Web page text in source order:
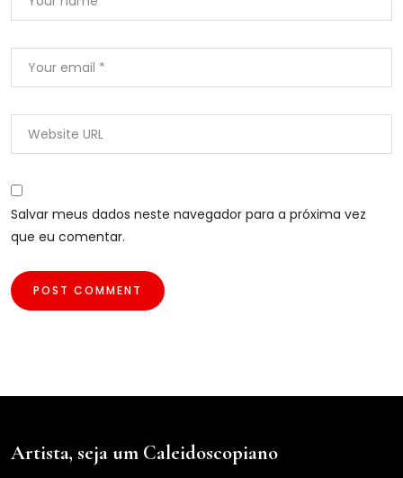
Salvar meus dados neste navegador para a próxima vez
que eu comentar.
Artista, seja um Caleidoscopiano